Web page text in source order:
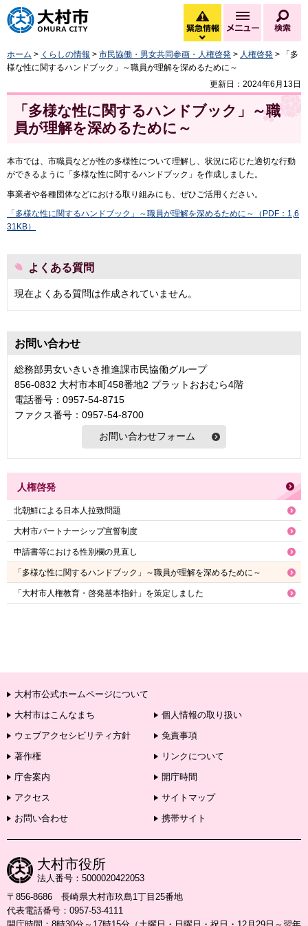
大村市
緊急情報
緊急情報を開く
メニュー
ホーム > くらしの情報 > 市民協働・男女共同参画・人権啓発 > 人権啓発 > 「多
様な性に関するハンドブック」～職員が理解を深めるために～
更新日：2024年6月13日
「多様な性に関するハンドブック」～職
員が理解を深めるために～
本市では、市職員などが性の多様性について理解し、状況に応じた適切な行動
ができるように「多様な性に関するハンドブック」を作成しました。
事業者や各種団体などにおける取り組みにも、ぜひご活用ください。
「 多様な性に関するハンドブック」～職員が理解を深めるために～（PDF：1,6
31KB）
よくある質問
現在よくある質問は作成されていません。
お問い合わせ
総務部男女いきいき推進課市民協働グループ
856-0832 大村市本町458番地2 プラットおおむら4階
電話番号：0957-54-8715
ファクス番号：0957-54-8700
人権啓発
北朝鮮による日本人拉致問題
大村市パートナーシップ宣誓制度
申請書等における性別欄の見直し
「多様な性に関するハンドブック」～職員が理解を深めるために～
「大村市人権教育・啓発基本指針」を策定しました
大村市公式ホームページについて
大村市はこんなまち
個人情報の取り扱い
ウェブアクセシビリティ方針
免責事項
著作権
リンクについて
庁舎案内
開庁時間
アクセス
サイトマップ
お問い合わせ
携帯サイト
大村市役所
法人番号：5000020422053
〒856-8686 長崎県大村市玖島1丁目25番地
代表電話番号：0957-53-4111